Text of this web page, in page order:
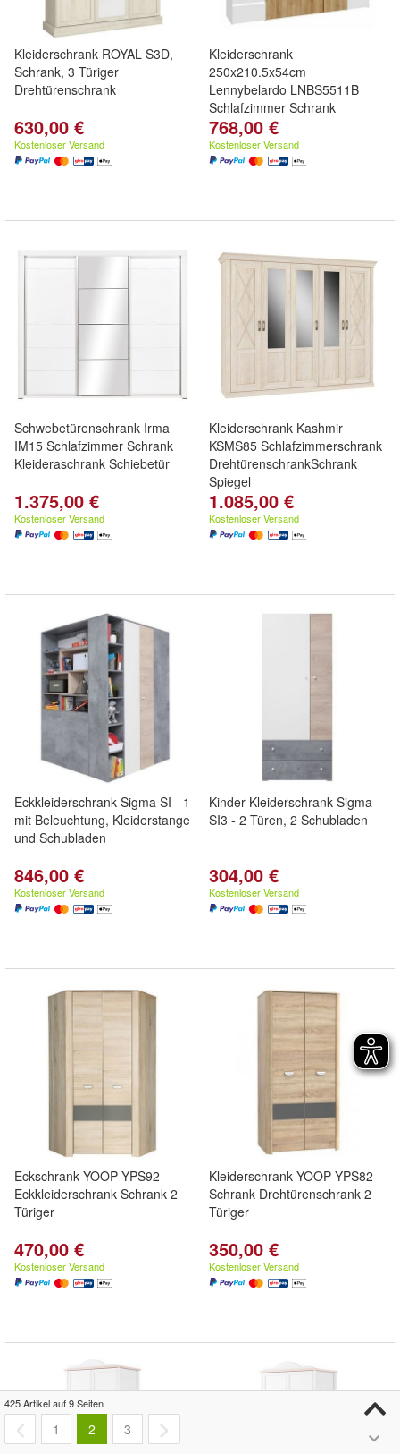
Kleiderschrank ROYAL S3D,
Schrank, 3 Türiger
Drehtürenschrank
630,00 €
Kostenloser Versand
Kleiderschrank
250x210.5x54cm
Lennybelardo LNBS5511B
Schlafzimmer Schrank
768,00 €
Kostenloser Versand
Schwebetürenschrank Irma
IM15 Schlafzimmer Schrank
Kleideraschrank Schiebetür
1.375,00 €
Kostenloser Versand
Kleiderschrank Kashmir
KSMS85 Schlafzimmerschrank
DrehtürenschrankSchrank
Spiegel
1.085,00 €
Kostenloser Versand
Eckkleiderschrank Sigma SI - 1
mit Beleuchtung, Kleiderstange
und Schubladen
846,00 €
Kostenloser Versand
Kinder-Kleiderschrank Sigma
SI3 - 2 Türen, 2 Schubladen
304,00 €
Kostenloser Versand
Eckschrank YOOP YPS92
Eckkleiderschrank Schrank 2
Türiger
470,00 €
Kostenloser Versand
Kleiderschrank YOOP YPS82
Schrank Drehtürenschrank 2
Türiger
350,00 €
Kostenloser Versand
425 Artikel auf 9 Seiten
1 2 3